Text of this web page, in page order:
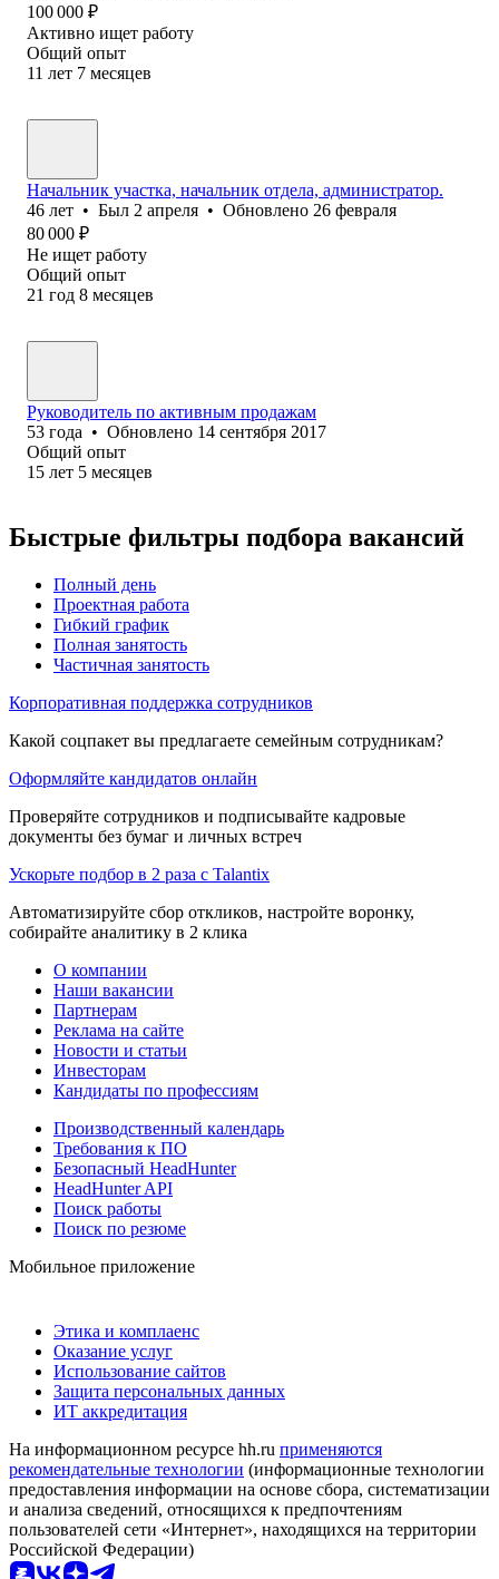
100 000 ₽
Активно ищет работу
Общий опыт
11 лет 7 месяцев
Начальник участка, начальник отдела, администратор.
46 лет • Был 2 апреля • Обновлено 26 февраля
80 000 ₽
Не ищет работу
Общий опыт
21 год 8 месяцев
Руководитель по активным продажам
53 года • Обновлено 14 сентября 2017
Общий опыт
15 лет 5 месяцев
Быстрые фильтры подбора вакансий
Полный день
Проектная работа
Гибкий график
Полная занятость
Частичная занятость
Корпоративная поддержка сотрудников
Какой соцпакет вы предлагаете семейным сотрудникам?
Оформляйте кандидатов онлайн
Проверяйте сотрудников и подписывайте кадровые
документы без бумаг и личных встреч
Ускорьте подбор в 2 раза с Talantix
Автоматизируйте сбор откликов, настройте воронку,
собирайте аналитику в 2 клика
О компании
Наши вакансии
Партнерам
Реклама на сайте
Новости и статьи
Инвесторам
Кандидаты по профессиям
Производственный календарь
Требования к ПО
Безопасный HeadHunter
HeadHunter API
Поиск работы
Поиск по резюме
Мобильное приложение
Этика и комплаенс
Оказание услуг
Использование сайтов
Защита персональных данных
ИТ аккредитация
На информационном ресурсе hh.ru применяются
рекомендательные технологии (информационные технологии
предоставления информации на основе сбора, систематизации
и анализа сведений, относящихся к предпочтениям
пользователей сети «Интернет», находящихся на территории
Российской Федерации)